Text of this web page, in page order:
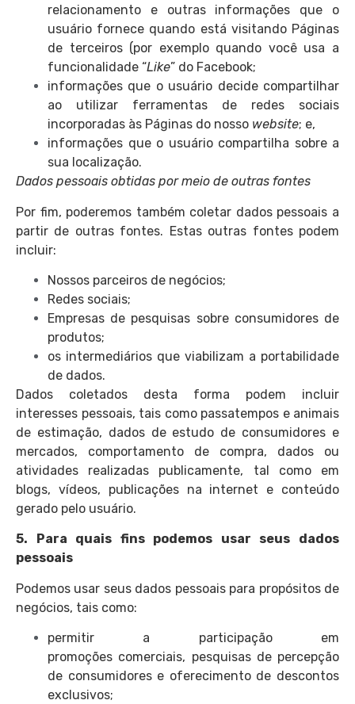
relacionamento e outras informações que o
usuário fornece quando está visitando Páginas
de terceiros (por exemplo quando você usa a
funcionalidade “Like” do Facebook;
informações que o usuário decide compartilhar
ao utilizar ferramentas de redes sociais
incorporadas às Páginas do nosso website; e,
informações que o usuário compartilha sobre a
sua localização.
Dados pessoais obtidas por meio de outras fontes
Por fim, poderemos também coletar dados pessoais a
partir de outras fontes. Estas outras fontes podem
incluir:
Nossos parceiros de negócios;
Redes sociais;
Empresas de pesquisas sobre consumidores de
produtos;
os intermediários que viabilizam a portabilidade
de dados.
Dados coletados desta forma podem incluir
interesses pessoais, tais como passatempos e animais
de estimação, dados de estudo de consumidores e
mercados, comportamento de compra, dados ou
atividades realizadas publicamente, tal como em
blogs, vídeos, publicações na internet e conteúdo
gerado pelo usuário.
5. Para quais fins podemos usar seus dados
pessoais
Podemos usar seus dados pessoais para propósitos de
negócios, tais como:
permitir a participação em
promoções comerciais, pesquisas de percepção
de consumidores e oferecimento de descontos
exclusivos;